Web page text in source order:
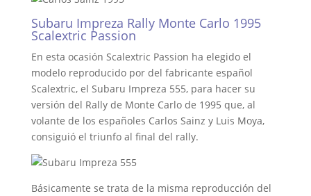
Subaru Impreza Rally Monte Carlo 1995
Scalextric Passion
En esta ocasión Scalextric Passion ha elegido el
modelo reproducido por del fabricante español
Scalextric, el Subaru Impreza 555, para hacer su
versión del Rally de Monte Carlo de 1995 que, al
volante de los españoles Carlos Sainz y Luis Moya,
consiguió el triunfo al final del rally.
Básicamente se trata de la misma reproducción del